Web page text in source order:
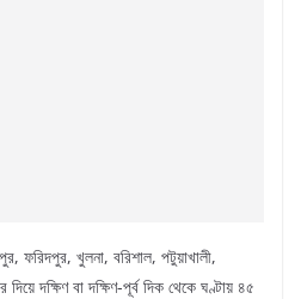
ফরিদপুর, খুলনা, বরিশাল, পটুয়াখালী,
দক্ষিণ বা দক্ষিণ-পূর্ব দিক থেকে ঘণ্টায় ৪৫